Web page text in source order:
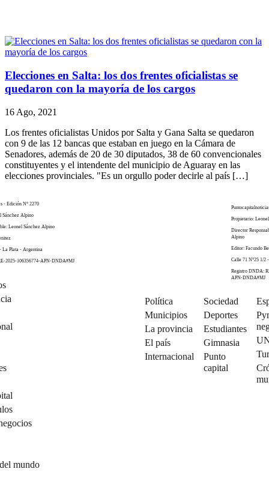
Elecciones en Salta: los dos frentes oficialistas se
quedaron con la mayoría de los cargos
16 Ago, 2021
Los frentes oficialistas Unidos por Salta y Gana Salta se quedaron
con 9 de las 12 bancas que estaban en juego en la Cámara de
Senadores, además de 20 de 30 diputados, 38 de 60 convencionales
constituyentes y el intendente del municipio de Aguaray en las
elecciones provinciales. "Es un orgullo poder decirle al país […]
- Edición N° 2270
Sánchez Alpino
Leonel Sánchez Alpino
La Plata - Argentina
2025-106356774-APN-DNDA#MJ
mundo
Propietario:
Director
Alpino
Editor: Facundo
Calle 71 N°25 1/2
Registro DNDA:
APN-DNDA#MJ
Política
Municipios
La provincia
El país
Internacional
Sociedad
Deportes
Estudiantes
Gimnasia
Punto
capital